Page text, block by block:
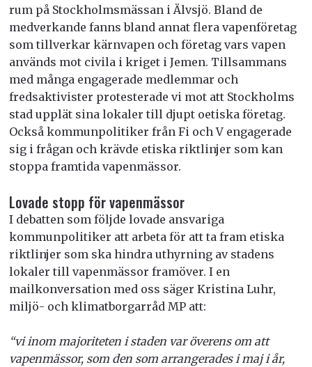
rum på Stockholmsmässan i Älvsjö. Bland de
medverkande fanns bland annat flera vapenföretag
som tillverkar kärnvapen och företag vars vapen
används mot civila i kriget i Jemen. Tillsammans
med många engagerade medlemmar och
fredsaktivister protesterade vi mot att Stockholms
stad upplät sina lokaler till djupt oetiska företag.
Också kommunpolitiker från Fi och V engagerade
sig i frågan och krävde etiska riktlinjer som kan
stoppa framtida vapenmässor.
Lovade stopp för vapenmässor
I debatten som följde lovade ansvariga
kommunpolitiker att arbeta för att ta fram etiska
riktlinjer som ska hindra uthyrning av stadens
lokaler till vapenmässor framöver. I en
mailkonversation med oss säger Kristina Luhr,
miljö- och klimatborgarråd MP att:
“vi inom majoriteten i staden var överens om att
vapenmässor, som den som arrangerades i maj i år,